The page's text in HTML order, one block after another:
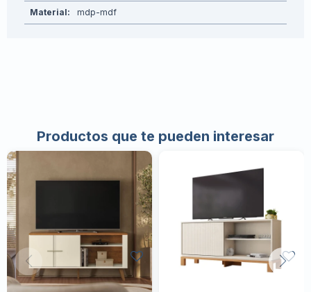
Material mdp-mdf
Productos que te pueden interesar